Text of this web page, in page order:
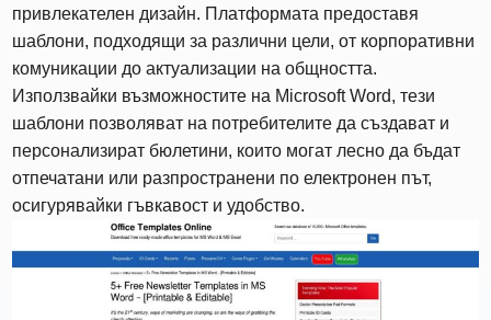
привлекателен дизайн. Платформата предоставя
шаблони, подходящи за различни цели, от корпоративни
комуникации до актуализации на общността.
Използвайки възможностите на Microsoft Word, тези
шаблони позволяват на потребителите да създават и
персонализират бюлетини, които могат лесно да бъдат
отпечатани или разпространени по електронен път,
осигурявайки гъвкавост и удобство.